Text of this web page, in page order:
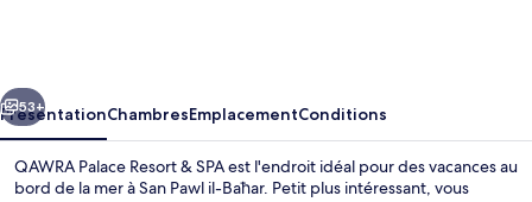
SPA
Suivant
53+
PrésentationChambresEmplacementConditions
QAWRA Palace Resort & SPA est l'endroit idéal pour des vacances au
bord de la mer à San Pawl il-Baħar. Petit plus intéressant, vous